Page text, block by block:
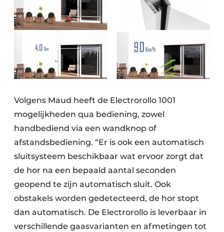
Volgens Maud heeft de Electrorollo 1001
mogelijkheden qua bediening, zowel
handbediend via een wandknop of
afstandsbediening. “Er is ook een automatisch
sluitsysteem beschikbaar wat ervoor zorgt dat
de hor na een bepaald aantal seconden
geopend te zijn automatisch sluit. Ook
obstakels worden gedetecteerd, de hor stopt
dan automatisch. De Electrorollo is leverbaar in
verschillende gaasvarianten en afmetingen tot